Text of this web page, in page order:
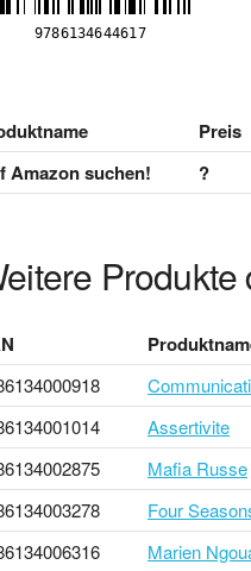
Preis
Amazon suchen!
?
Assertivite
Mafia Russe
Four
Marien